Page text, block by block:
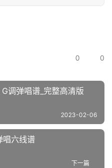
0 0
调弹唱谱_完整高清版
2023-02-06
唱六线谱
下一篇